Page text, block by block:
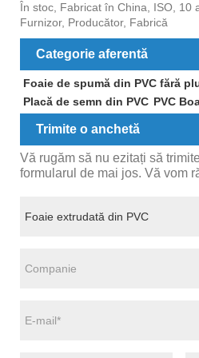
În stoc, Fabricat în China, ISO, 10
Furnizor, Producător, Fabrică
Categorie aferentă
Foaie de spumă din PVC fără
Placă de semn din PVC PVC
Trimite o anchetă
Vă rugăm să nu ezitați să
formularul de mai jos. Vă vom